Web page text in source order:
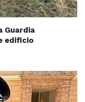
Guardia
edificio